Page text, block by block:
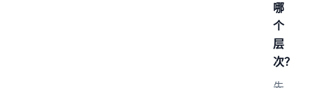
哪
个
层
次？